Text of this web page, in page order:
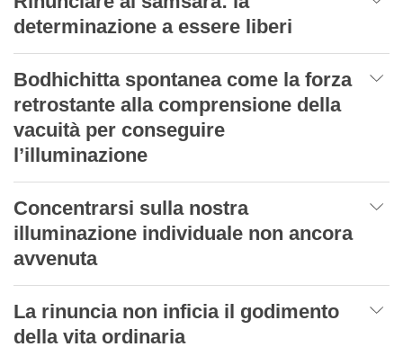
determinazione a essere liberi
Bodhichitta spontanea come la forza
retrostante alla comprensione della
vacuità per conseguire
l’illuminazione
Concentrarsi sulla nostra
illuminazione individuale non ancora
avvenuta
La rinuncia non inficia il godimento
della vita ordinaria